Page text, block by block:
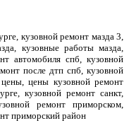
кузовной ремонт мазда 3,
кузовные работы мазда,
автомобиля спб, кузовной
после дтп спб, кузовной
цены кузовной ремонт
кузовной ремонт санкт,
ремонт приморском,
приморский район